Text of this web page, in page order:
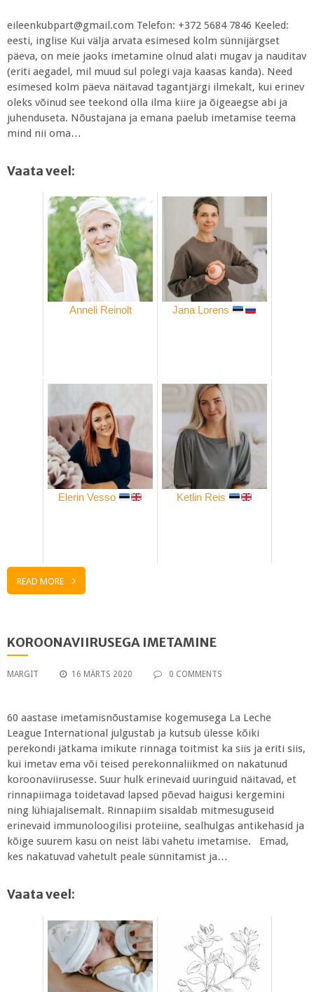
eileenkubpart@gmail.com Telefon: +372 5684 7846 Keeled:
eesti, inglise Kui välja arvata esimesed kolm sünnijärgset
päeva, on meie jaoks imetamine olnud alati mugav ja nauditav
(eriti aegadel, mil muud sul polegi vaja kaasas kanda). Need
esimesed kolm päeva näitavad tagantjärgi ilmekalt, kui erinev
oleks võinud see teekond olla ilma kiire ja õigeaegse abi ja
juhenduseta. Nõustajana ja emana paelub imetamise teema
mind nii oma…
Vaata veel:
Anneli Reinolt Jana Lorens
Elerin Vesso Ketlin Reis
READ MORE
KOROONAVIIRUSEGA IMETAMINE
MARGIT 16 MÄRTS 2020 0 COMMENTS
60 aastase imetamisnõustamise kogemusega La Leche
League International julgustab ja kutsub ülesse kõiki
perekondi jätkama imikute rinnaga toitmist ka siis ja eriti siis,
kui imetav ema või teised perekonnaliikmed on nakatunud
koroonaviirusesse. Suur hulk erinevaid uuringuid näitavad, et
rinnapiimaga toidetavad lapsed põevad haigusi kergemini
ning lühiajalisemalt. Rinnapiim sisaldab mitmesuguseid
erinevaid immunoloogilisi proteiine, sealhulgas antikehasid ja
kõige suurem kasu on neist läbi vahetu imetamise. Emad,
kes nakatuvad vahetult peale sünnitamist ja…
Vaata veel: